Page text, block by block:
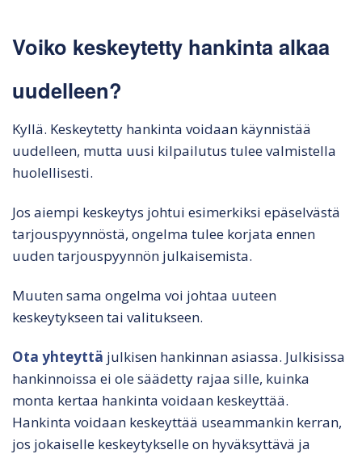
Voiko keskeytetty hankinta alkaa
uudelleen?
Kyllä. Keskeytetty hankinta voidaan käynnistää
uudelleen, mutta uusi kilpailutus tulee valmistella
huolellisesti.
Jos aiempi keskeytys johtui esimerkiksi epäselvästä
tarjouspyynnöstä, ongelma tulee korjata ennen
uuden tarjouspyynnön julkaisemista.
Muuten sama ongelma voi johtaa uuteen
keskeytykseen tai valitukseen.
Ota yhteyttä julkisen hankinnan asiassa. Julkisissa
hankinnoissa ei ole säädetty rajaa sille, kuinka
monta kertaa hankinta voidaan keskeyttää.
Hankinta voidaan keskeyttää useammankin kerran,
jos jokaiselle keskeytykselle on hyväksyttävä ja